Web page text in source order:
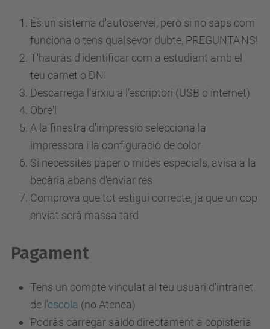
És un sistema d'autoservei, però si no saps com
funciona o tens qualsevor dubte, PREGUNTA'NS!
T'hauràs d'identificar com a estudiant amb el
teu carnet o DNI
Descarrega l'arxiu a l'escriptori (USB o internet)
Obre'l
A la finestra d'impressió selecciona la
impressora i la configuració de color
Si necessites paper o mides especials, avisa a la
becària abans d'enviar res
Comprova que tot estigui correcte, ja que un cop
enviat serà massa tard
Pagament
Tens un compte vinculat al teu usuari d'intranet
de l'escola (no Atenea)
Podràs carregar saldo directament a copisteria